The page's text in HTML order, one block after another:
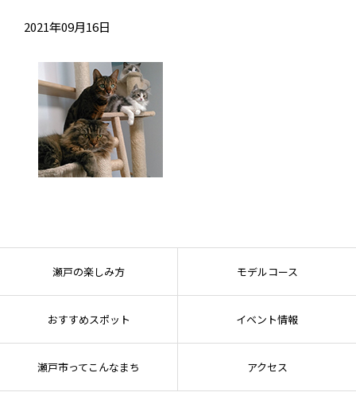
2021年09月16日
瀬戸の楽しみ方 モデルコース
おすすめスポット イベント情報
瀬戸市ってこんなまち アクセス